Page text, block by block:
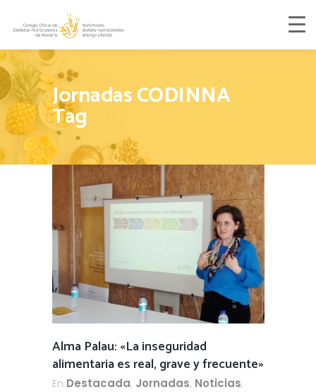
Jornadas CODINNA
Tag
Alma Palau: «La inseguridad
alimentaria es real, grave y frecuente»
En Destacada, Jornadas, Noticias,